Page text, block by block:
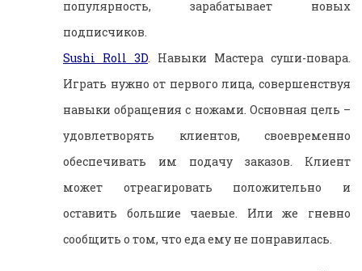
популярность, зарабатывает новых
подписчиков.
Sushi Roll 3D. Навыки Мастера суши-повара.
Играть нужно от первого лица, совершенствуя
навыки обращения с ножами. Основная цель –
удовлетворять клиентов, своевременно
обеспечивать им подачу заказов. Клиент
может отреагировать положительно и
оставить большие чаевые. Или же гневно
сообщить о том, что еда ему не понравилась.